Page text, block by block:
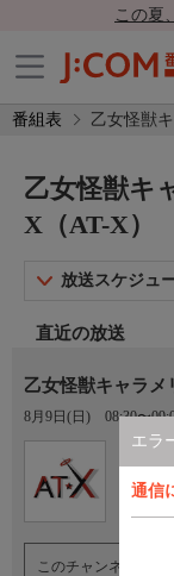
この夏
番組表 乙女怪獣
エラ
通信
乙女怪獣キ
X（AT-X）
放送スケジュ
直近の放送
乙女怪獣キャラメ
8月9日(日) 08:30〜
このチャンネルのご